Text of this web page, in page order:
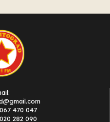
470 047
282 090